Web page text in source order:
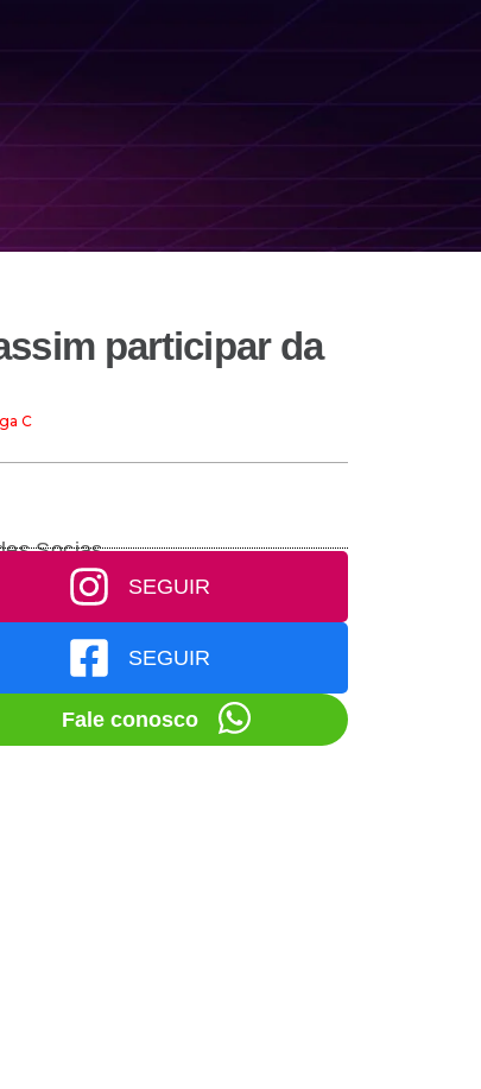
participar da
C
Socias
SEGUIR
SEGUIR
Fale conosco